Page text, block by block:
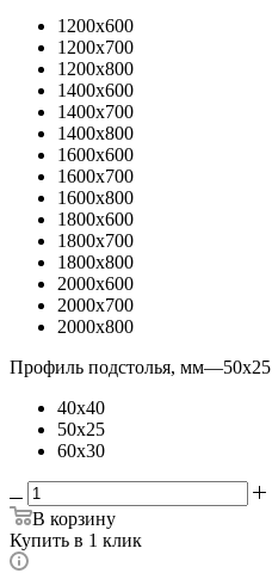
1200x600
1200x700
1200x800
1400x600
1400x700
1400x800
1600x600
1600x700
1600x800
1800x600
1800x700
1800x800
2000x600
2000x700
2000x800
Профиль подстолья, мм—50x25
40x40
50x25
60x30
В корзину
Купить в 1 клик